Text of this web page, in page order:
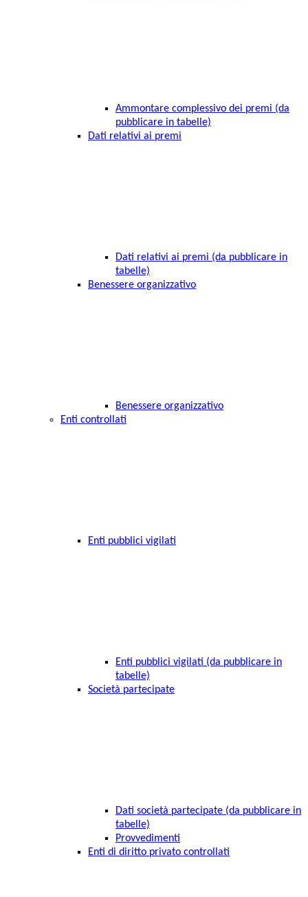
Ammontare complessivo dei premi (da
pubblicare in tabelle)
Dati relativi ai premi
Dati relativi ai premi (da pubblicare in
tabelle)
Benessere organizzativo
Benessere organizzativo
Enti controllati
Enti pubblici vigilati
Enti pubblici vigilati (da pubblicare in
tabelle)
Società partecipate
Dati società partecipate (da pubblicare in
tabelle)
Provvedimenti
Enti di diritto privato controllati